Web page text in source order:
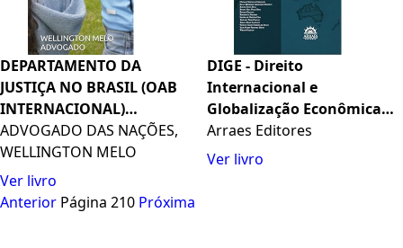
DEPARTAMENTO DA
JUSTIÇA NO BRASIL (OAB
INTERNACIONAL)
(Portuguese Edition)
ADVOGADO DAS NAÇÕES,
WELLINGTON MELO
Ver livro
DIGE - Direito
Internacional e
Globalização Econômica
(Volume 3)
Arraes Editores
Ver livro
Anterior Página 210 Próxima